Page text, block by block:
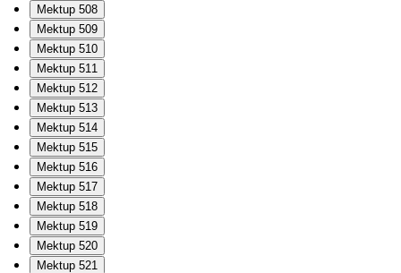
Mektup 508
Mektup 509
Mektup 510
Mektup 511
Mektup 512
Mektup 513
Mektup 514
Mektup 515
Mektup 516
Mektup 517
Mektup 518
Mektup 519
Mektup 520
Mektup 521